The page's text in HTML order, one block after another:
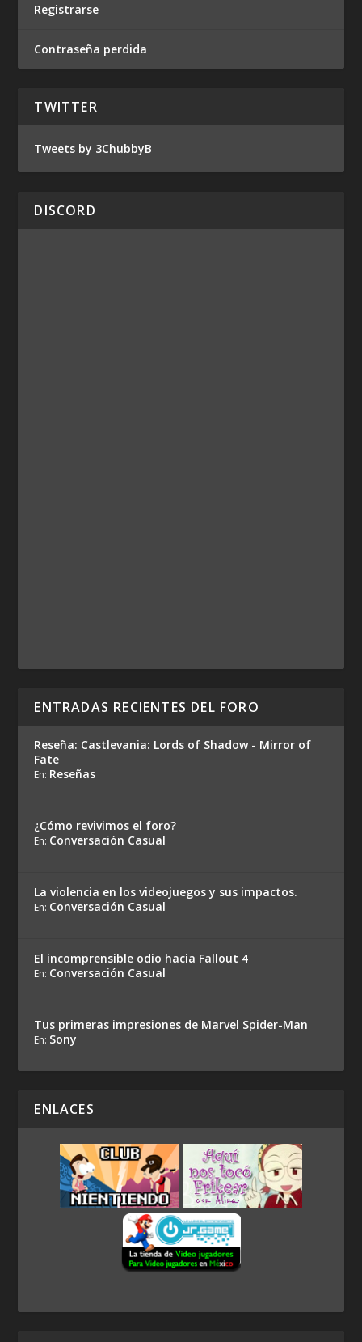
Registrarse
Contraseña perdida
TWITTER
Tweets by 3ChubbyB
DISCORD
ENTRADAS RECIENTES DEL FORO
Reseña: Castlevania: Lords of Shadow - Mirror of
Fate
En: Reseñas
¿Cómo revivimos el foro?
En: Conversación Casual
La violencia en los videojuegos y sus impactos.
En: Conversación Casual
El incomprensible odio hacia Fallout 4
En: Conversación Casual
Tus primeras impresiones de Marvel Spider-Man
En: Sony
ENLACES